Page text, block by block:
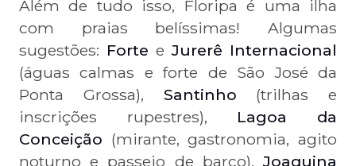
Além de tudo isso, Floripa é uma ilha
com praias belíssimas! Algumas
sugestões: Forte eJurerê Internacional
(águas calmas e forte de São José da
Ponta Grossa), Santinho (trilhas e
inscrições rupestres), Lagoa da
Conceição (mirante, gastronomia, agito
noturno e passeio de barco),Joaquina